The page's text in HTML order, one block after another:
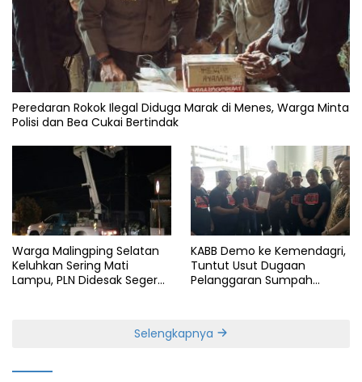
Peredaran Rokok Ilegal Diduga Marak di Menes, Warga Minta
Polisi dan Bea Cukai Bertindak
Warga Malingping Selatan
Keluhkan Sering Mati
Lampu, PLN Didesak Segera
KABB Demo ke Kemendagri,
Tuntut Usut Dugaan
Pelanggaran Sumpah
Selengkapnya